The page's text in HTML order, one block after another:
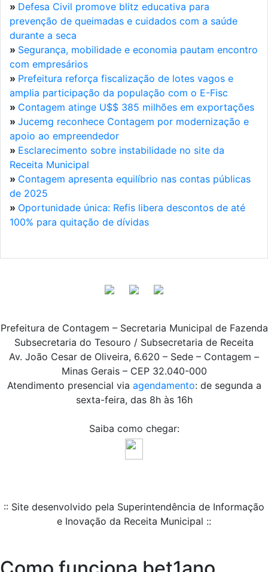
» Defesa Civil promove blitz educativa para
prevenção de queimadas e cuidados com a saúde
durante a seca
» Segurança, mobilidade e economia pautam encontro
com empresários
» Prefeitura reforça fiscalização de lotes vagos e
amplia participação da população com o E-Fisc
» Contagem atinge U$$ 385 milhões em exportações
» Jucemg reconhece Contagem por modernização e
apoio ao empreendedor
» Esclarecimento sobre instabilidade no site da
Receita Municipal
» Contagem apresenta equilíbrio nas contas públicas
de 2025
» Oportunidade única: Refis libera descontos de até
100% para quitação de dívidas
Prefeitura de Contagem – Secretaria Municipal de Fazenda
Subsecretaria do Tesouro / Subsecretaria de Receita
Av. João Cesar de Oliveira, 6.620 – Sede – Contagem –
Minas Gerais – CEP 32.040-000
Atendimento presencial via agendamento: de segunda a
sexta-feira, das 8h às 16h
Saiba como chegar:
:: Site desenvolvido pela Superintendência de Informação
e Inovação da Receita Municipal ::